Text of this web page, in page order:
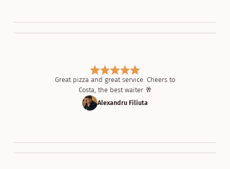
Great pizza and great service. Cheers to
Costa, the best waiter 🥂
Alexandru Filiuta